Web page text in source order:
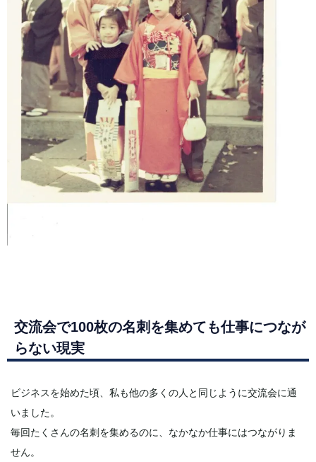
交流会で100枚の名刺を集めても仕事につなが
らない現実
ビジネスを始めた頃、私も他の多くの人と同じように交流会に通
いました。
毎回たくさんの名刺を集めるのに、なかなか仕事にはつながりま
せん。